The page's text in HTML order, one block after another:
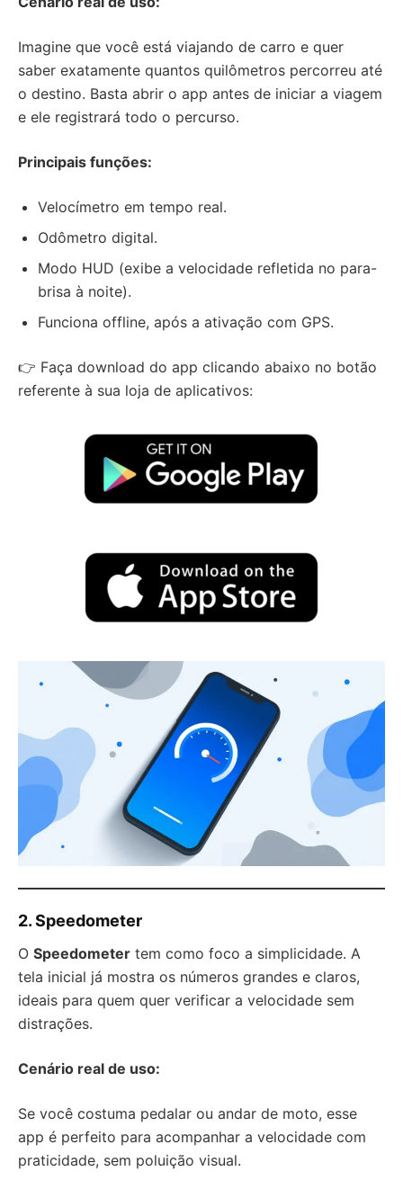
Imagine que você está viajando de carro e quer
saber exatamente quantos quilômetros percorreu até
o destino. Basta abrir o app antes de iniciar a viagem
e ele registrará todo o percurso.
Principais funções:
Velocímetro em tempo real.
Odômetro digital.
Modo HUD (exibe a velocidade refletida no para-
brisa à noite).
Funciona offline, após a ativação com GPS.
👉 Faça download do app clicando abaixo no botão
referente à sua loja de aplicativos:
2.Speedometer
O Speedometer tem como foco a simplicidade. A
tela inicial já mostra os números grandes e claros,
ideais para quem quer verificar a velocidade sem
distrações.
Cenário real de uso:
Se você costuma pedalar ou andar de moto, esse
app é perfeito para acompanhar a velocidade com
praticidade, sem poluição visual.